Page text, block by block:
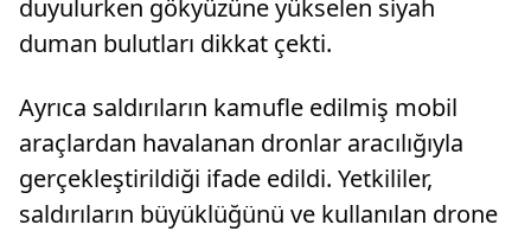
duyulurken gökyüzüne yükselen siyah
duman bulutları dikkat çekti.
Ayrıca saldırıların kamufle edilmiş mobil
araçlardan havalanan dronlar aracılığıyla
gerçekleştirildiği ifade edildi. Yetkililer,
saldırıların büyüklüğünü ve kullanılan drone